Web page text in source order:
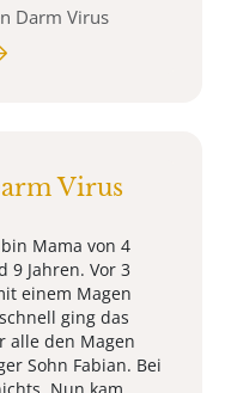
Darm Virus
Virus
Mama von 4
9 Jahren. Vor 3
einem Magen
ging das
alle den Magen
Sohn Fabian. Bei